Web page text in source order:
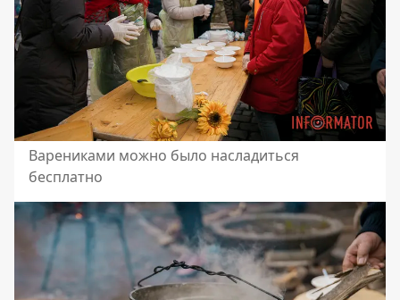
Варениками можно было насладиться
бесплатно